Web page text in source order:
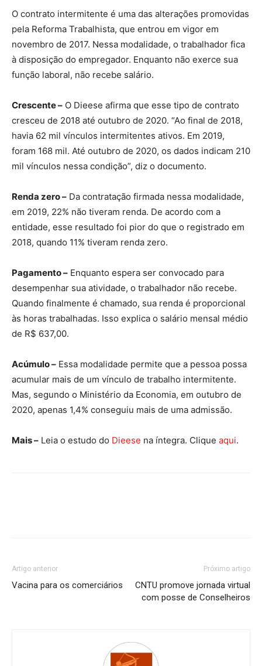
O contrato intermitente é uma das alterações promovidas
pela Reforma Trabalhista, que entrou em vigor em
novembro de 2017. Nessa modalidade, o trabalhador fica
à disposição do empregador. Enquanto não exerce sua
função laboral, não recebe salário.
Crescente – O Dieese afirma que esse tipo de contrato
cresceu de 2018 até outubro de 2020. “Ao final de 2018,
havia 62 mil vínculos intermitentes ativos. Em 2019,
foram 168 mil. Até outubro de 2020, os dados indicam 210
mil vínculos nessa condição”, diz o documento.
Renda zero – Da contratação firmada nessa modalidade,
em 2019, 22% não tiveram renda. De acordo com a
entidade, esse resultado foi pior do que o registrado em
2018, quando 11% tiveram renda zero.
Pagamento – Enquanto espera ser convocado para
desempenhar sua atividade, o trabalhador não recebe.
Quando finalmente é chamado, sua renda é proporcional
às horas trabalhadas. Isso explica o salário mensal médio
de R$ 637,00.
Acúmulo – Essa modalidade permite que a pessoa possa
acumular mais de um vínculo de trabalho intermitente.
Mas, segundo o Ministério da Economia, em outubro de
2020, apenas 1,4% conseguiu mais de uma admissão.
Mais – Leia o estudo do Dieese na íntegra. Clique aqui.
Artigo anterior
Vacina para os comerciários
Próximo artigo
CNTU promove jornada virtual
com posse de Conselheiros